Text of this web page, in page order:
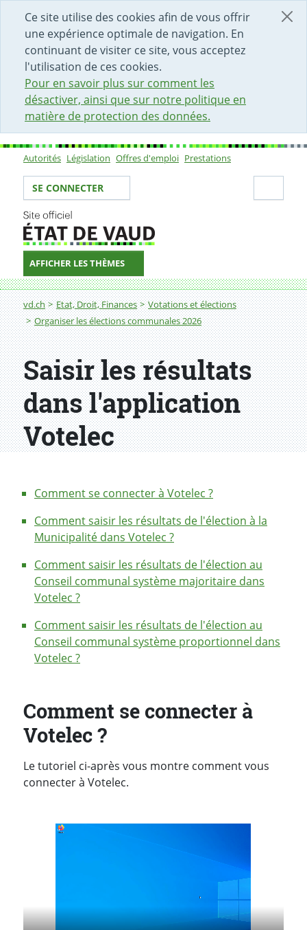
Ce site utilise des cookies afin de vous offrir
une expérience optimale de navigation. En
continuant de visiter ce site, vous acceptez
l'utilisation de ces cookies.
Pour en savoir plus sur comment les
désactiver, ainsi que sur notre politique en
matière de protection des données.
DÉBUT DU CONTENU DE LA PAGE
ACCÈS AU CHAMP DE RECHERCHE
PAGE D'ACCUEIL
FORMULAIRE DE CONTACT
Sous-navigation
Autorités Législation Offres d'emploi Prestations
Votre identité
SE CONNECTER
AFFICHER LES THÈMES
Fil d'Ariane
vd.ch Etat, Droit, Finances
Votations et élections
Organiser les élections communales 2026
Saisir les résultats dans l'application Votelec
Saisir les résultats
dans l'application
Votelec
Comment se connecter à Votelec ?
Comment saisir les résultats de l'élection à la
Municipalité dans Votelec ?
Comment saisir les résultats de l'élection au
Conseil communal système majoritaire dans
Votelec ?
Comment saisir les résultats de l'élection au
Conseil communal système proportionnel dans
Votelec ?
Comment se connecter à
Votelec ?
Le tutoriel ci-après vous montre comment vous
connecter à Votelec.